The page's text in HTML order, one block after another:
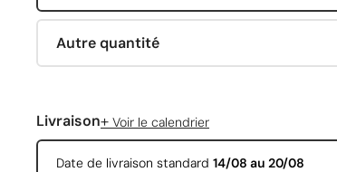
Autre quantité
Livraison+ Voir le calendrier
Date de livraison standard 14/08 au 20/08